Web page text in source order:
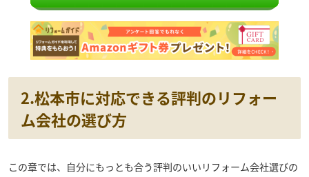
2.松本市に対応できる評判のリフォー
ム会社の選び方
この章では、自分にもっとも合う評判のいいリフォーム会社選びの